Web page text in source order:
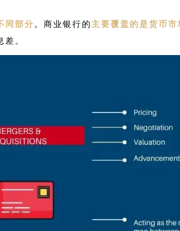
同部分 。商业银行的 主要覆盖的是货币市
。